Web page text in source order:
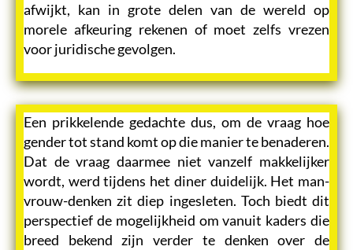
afwijkt, kan in grote delen van de wereld op
morele afkeuring rekenen of moet zelfs vrezen
voor juridische gevolgen.
Een prikkelende gedachte dus, om de vraag hoe
gender tot stand komt op die manier te benaderen.
Dat de vraag daarmee niet vanzelf makkelijker
wordt, werd tijdens het diner duidelijk. Het man-
vrouw-denken zit diep ingesleten. Toch biedt dit
perspectief de mogelijkheid om vanuit kaders die
breed bekend zijn verder te denken over de